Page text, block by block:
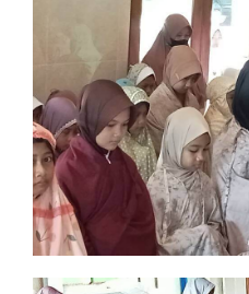
Imtak dan